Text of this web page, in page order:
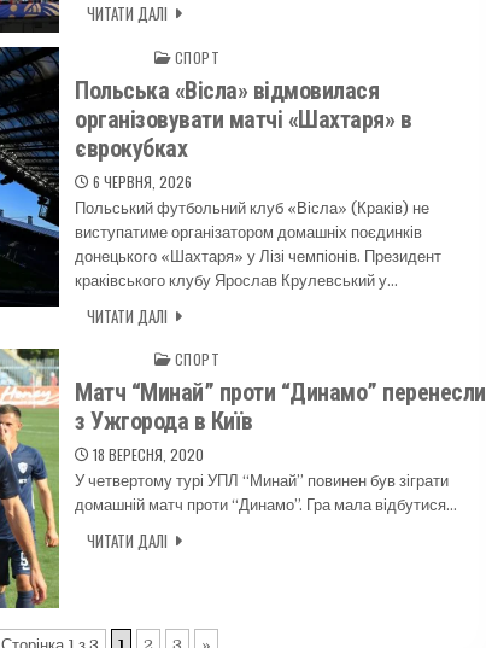
ЧИТАТИ ДАЛІ
СПОРТ
Польська «Вісла» відмовилася
організовувати матчі «Шахтаря» в
єврокубках
6 ЧЕРВНЯ, 2026
Польський футбольний клуб «Вісла» (Краків) не
виступатиме організатором домашніх поєдинків
донецького «Шахтаря» у Лізі чемпіонів. Президент
краківського клубу Ярослав Крулевський у…
ЧИТАТИ ДАЛІ
СПОРТ
Матч “Минай” проти “Динамо” перенесли
з Ужгорода в Київ
18 ВЕРЕСНЯ, 2020
У четвертому турі УПЛ “Минай” повинен був зіграти
домашній матч проти “Динамо”. Гра мала відбутися…
ЧИТАТИ ДАЛІ